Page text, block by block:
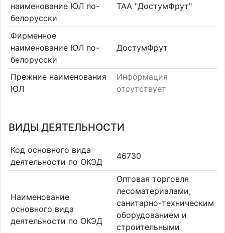
наименование ЮЛ по-
белорусски
ТАА "ДостумФрут"
Фирменное
наименование ЮЛ по-
белорусски
ДостумФрут
Прежние наименования
ЮЛ
Информация
отсутствует
ВИДЫ ДЕЯТЕЛЬНОСТИ
Код основного вида
деятельности по ОКЭД
46730
Наименование
основного вида
деятельности по ОКЭД
Оптовая торговля
лесоматериалами,
санитарно-техническим
оборудованием и
строительными